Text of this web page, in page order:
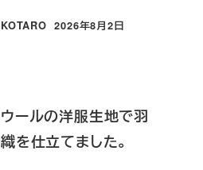
KOTARO
投稿日
2026年8月2日
ウールの洋服生地で羽
織を仕立てました。